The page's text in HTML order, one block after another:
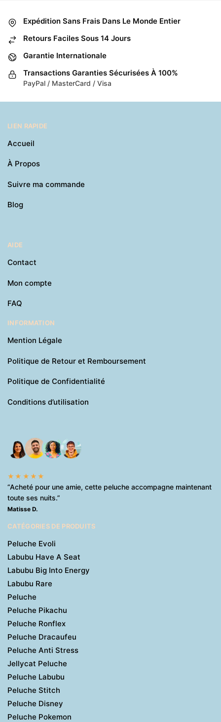
variations.
Les
options
peuvent
choisies
la
du
variations.
choisies
la
Expédition Sans Frais Dans Le Monde Entier
Retours Faciles Sous 14 Jours
Garantie Internationale
Transactions Garanties Sécurisées À 100%
PayPal / MasterCard / Visa
LIEN RAPIDE
Accueil
À Propos
Suivre ma commande
Blog
AIDE
Contact
Mon compte
FAQ
INFORMATION
Mention Légale
Politique de Retour et Remboursement
Politique de Confidentialité
Conditions d’utilisation
★★★★★
“Acheté pour une amie, cette peluche accompagne maintenant
toute ses nuits.”
Matisse D.
CATÉGORIES DE PRODUITS
Peluche Evoli
Labubu Have A Seat
Labubu Big Into Energy
Labubu Rare
Peluche
Peluche Pikachu
Peluche Ronflex
Peluche Dracaufeu
Peluche Anti Stress
Jellycat Peluche
Peluche Labubu
Peluche Stitch
Peluche Disney
Peluche Pokemon